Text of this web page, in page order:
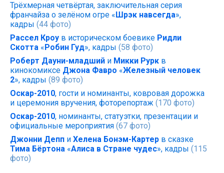
Трёхмерная четвёртая, заключительная серия
франчайза о зелёном огре «Шрэк навсегда»,
кадры (44 фото)
Рассел Кроу в историческом боевике Ридли
Скотта «Робин Гуд», кадры (58 фото)
Роберт Дауни-младший и Микки Рурк в
кинокомиксе Джона Фавро «Железный человек
2», кадры (89 фото)
Оскар-2010, гости и номинанты, ковровая дорожка
и церемония вручения, фоторепортаж (170 фото)
Оскар-2010, номинанты, статуэтки, презентации и
официальные мероприятия (67 фото)
Джонни Депп и Хелена Бонэм-Картер в сказке
Тима Бёртона «Алиса в Стране чудес», кадры (115
фото)